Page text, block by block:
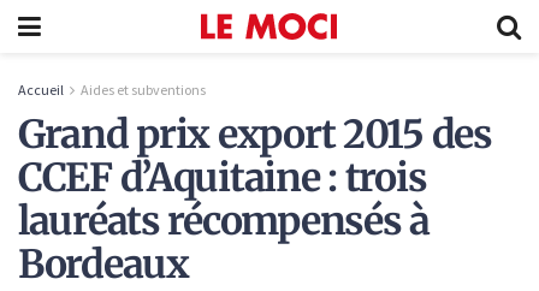
Accueil Aides et subventions
Grand prix export 2015 des
CCEF d’Aquitaine : trois
lauréats récompensés à
Bordeaux